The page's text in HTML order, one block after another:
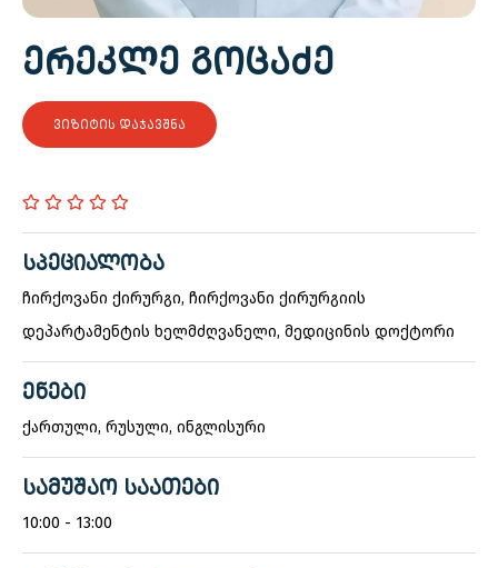
ᲔᲠᲔᲙᲚᲔ ᲒᲝᲪᲐᲫᲔ
ᲕᲘᲖᲘᲢᲘᲡ ᲓᲐᲯᲐᲕᲨᲜᲐ
ᲡᲞᲔᲪᲘᲐᲚᲝᲑᲐ
ჩირქოვანი ქირურგი, ჩირქოვანი ქირურგიის
დეპარტამენტის ხელმძღვანელი, მედიცინის დოქტორი
ᲔᲜᲔᲑᲘ
ქართული, რუსული, ინგლისური
ᲡᲐᲛᲣᲨᲐᲝ ᲡᲐᲐᲗᲔᲑᲘ
10:00 - 13:00